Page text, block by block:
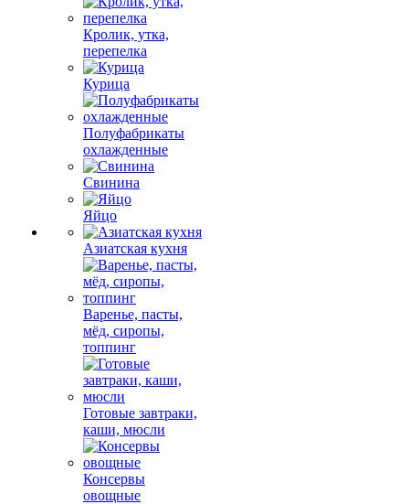
Кролик, утка,
перепелка
Курица
Полуфабрикаты
охлажденные
Свинина
Яйцо
Азиатская кухня
Варенье, пасты,
мёд, сиропы,
топпинг
Готовые завтраки,
каши, мюсли
Консервы
овощные